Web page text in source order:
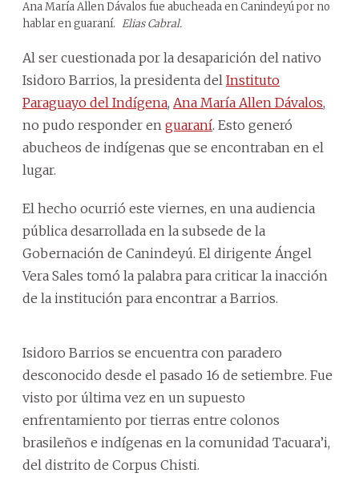
Ana María Allen Dávalos fue abucheada en Canindeyú por no
hablar en guaraní. Elias Cabral.
Al ser cuestionada por la desaparición del nativo
Isidoro Barrios, la presidenta del Instituto
Paraguayo del Indígena, Ana María Allen Dávalos,
no pudo responder en guaraní. Esto generó
abucheos de indígenas que se encontraban en el
lugar.
El hecho ocurrió este viernes, en una audiencia
pública desarrollada en la subsede de la
Gobernación de Canindeyú. El dirigente Ángel
Vera Sales tomó la palabra para criticar la inacción
de la institución para encontrar a Barrios.
Isidoro Barrios se encuentra con paradero
desconocido desde el pasado 16 de setiembre. Fue
visto por última vez en un supuesto
enfrentamiento por tierras entre colonos
brasileños e indígenas en la comunidad Tacuara’i,
del distrito de Corpus Chisti.